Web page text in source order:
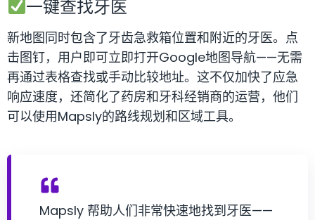
一键查找牙医
新地图同时包含了牙齿急救箱位置和附近的牙医。点
击图钉，用户即可立即打开Google地图导航——无需
再通过表格查找或手动比较地址。这不仅加快了应急
响应速度，还简化了药房和牙科经销商的运营，他们
可以使用Mapsly的路线规划和区域工具。
Mapsly 帮助人们非常快速地找到牙医——